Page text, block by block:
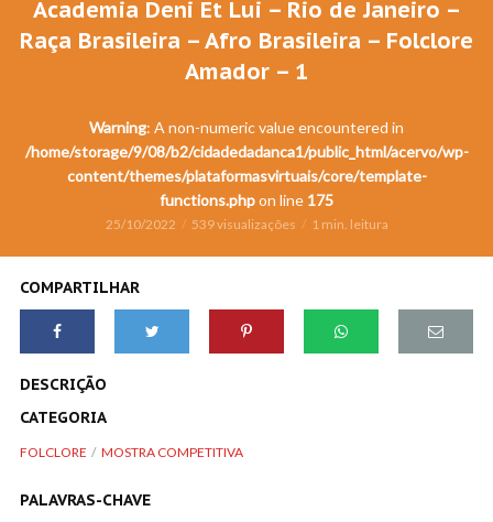
Academia Deni Et Lui – Rio de Janeiro –
Raça Brasileira – Afro Brasileira – Folclore
Amador – 1
Warning: A non-numeric value encountered in
/home/storage/9/08/b2/cidadedadanca1/public_html/acervo/wp-
content/themes/plataformasvirtuais/core/template-
functions.phpon line 175
25/10/2022 539 visualizações 1 min. leitura
COMPARTILHAR
DESCRIÇÃO
CATEGORIA
FOLCLORE MOSTRA COMPETITIVA
PALAVRAS-CHAVE